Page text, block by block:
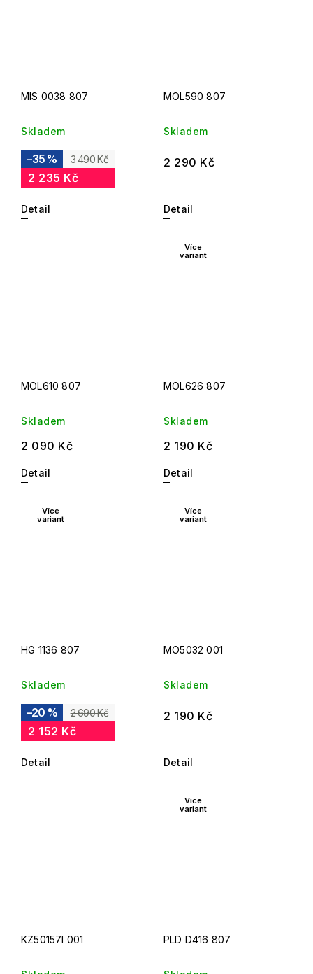
MIS 0038 807
Skladem
3 490 Kč
–35 %
2 235 Kč
Detail
MOL590 807
Skladem
2 290 Kč
Detail
MOL610 807
Skladem
2 090 Kč
Detail
Více
variant
MOL626 807
Skladem
2 190 Kč
Detail
Více
variant
HG 1136 807
Skladem
2 690 Kč
–20 %
2 152 Kč
Detail
Více
variant
MO5032 001
Skladem
2 190 Kč
Detail
KZ50157I 001
Více
variant
PLD D416 807